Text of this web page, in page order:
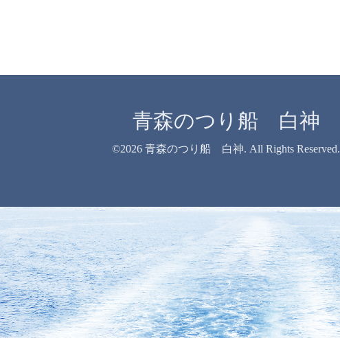
青森のつり船 白神
©2026 青森のつり船 白神. All Rights Reserved.